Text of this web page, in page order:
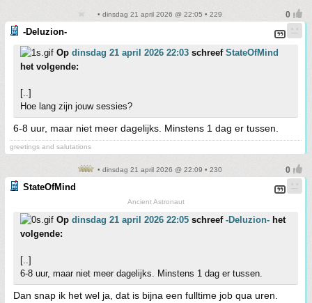
• dinsdag 21 april 2026 @ 22:05 • 229
-Deluzion-
Op dinsdag 21 april 2026 22:03 schreef StateOfMind
het volgende:
[..]
Hoe lang zijn jouw sessies?
6-8 uur, maar niet meer dagelijks. Minstens 1 dag er tussen.
greetings and salutations
• dinsdag 21 april 2026 @ 22:09 • 230
StateOfMind
Ancient Astronaut
Op dinsdag 21 april 2026 22:05 schreef -Deluzion- het
volgende:
[..]
6-8 uur, maar niet meer dagelijks. Minstens 1 dag er tussen.
Dan snap ik het wel ja, dat is bijna een fulltime job qua uren.